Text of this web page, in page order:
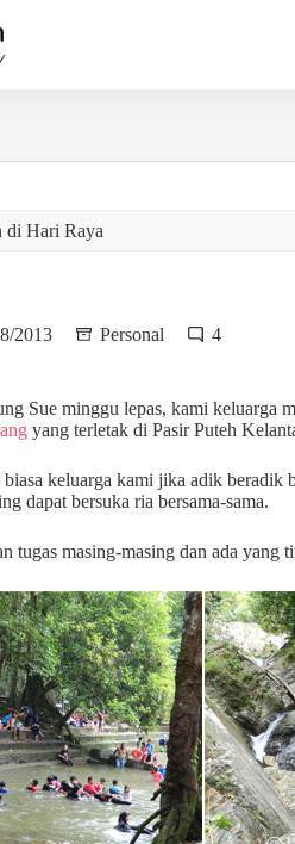
di Hari Raya
2013 Personal 4
Sue minggu lepas, kami keluarga
yang terletak di Pasir Puteh
keluarga kami jika adik
dapat bersuka ria bersama-sama.
tugas masing-masing dan ada yang